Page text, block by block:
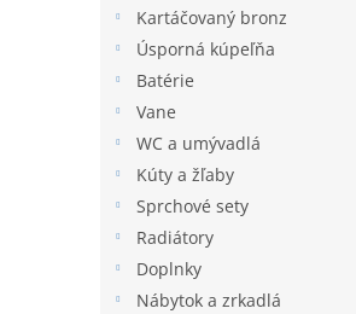
Kartáčovaný bronz
Úsporná kúpeľňa
Batérie
Vane
WC a umývadlá
Kúty a žľaby
Sprchové sety
Radiátory
Doplnky
Nábytok a zrkadlá